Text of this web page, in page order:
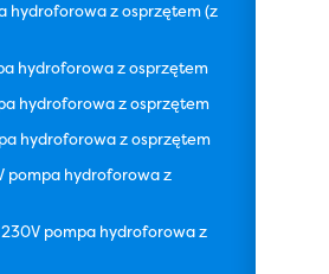
hydroforowa z osprzętem (z
hydroforowa z osprzętem
hydroforowa z osprzętem
hydroforowa z osprzętem
pompa hydroforowa z
230V pompa hydroforowa z